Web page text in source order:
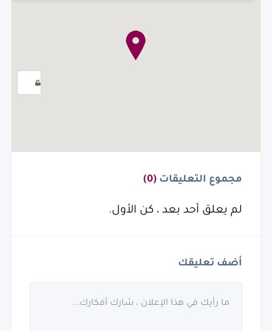
مجموع التعليقات (0)
لم يعلق أحد بعد ، كن الأول.
أضف تعليقك